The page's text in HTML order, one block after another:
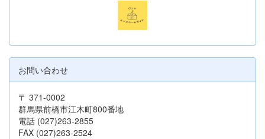
お問い合わせ
〒 371-0002
群馬県前橋市江木町800番地
電話 (027)263-2855
FAX (027)263-2524